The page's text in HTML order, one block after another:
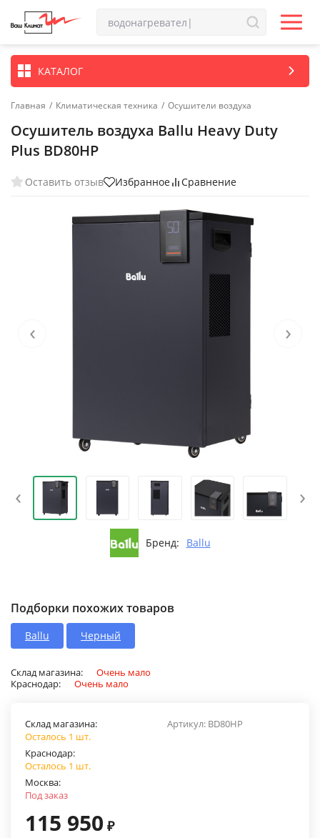
КАТАЛОГ
Главная / Климатическая техника / Осушители воздуха
Осушитель воздуха Ballu Heavy Duty
Plus BD80HP
Оставить отзыв Избранное Сравнение
‹ ›
‹ ›
Бренд: Ballu
Подборки похожих товаров
Ballu Черный
Склад магазина:
Очень мало
Краснодар:
Очень мало
Артикул: BD80HP
Склад магазина:
Осталось 1 шт.
Краснодар:
Осталось 1 шт.
Москва:
Под заказ
115 950 ₽